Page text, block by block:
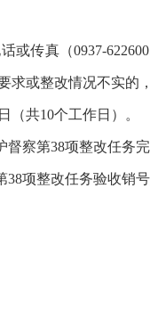
传真（0937-
求或整改情况不实
（共10个工作日）。
督察第38项整改任务
项整改任务验收销